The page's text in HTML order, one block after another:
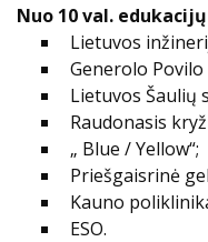
Nuo 10 val.
Lietuvos
Generolo Povilo
Lietuvos Šaulių
Raudonasis
„ Blue / Yellow“;
Priešgaisrinė
Kauno
ESO.